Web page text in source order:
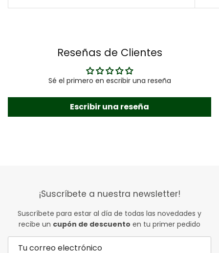
Reseñas de Clientes
Sé el primero en escribir una reseña
Escribir una reseña
¡Suscríbete a nuestra newsletter!
Suscríbete para estar al día de todas las novedades y
recibe un cupón de descuento en tu primer pedido